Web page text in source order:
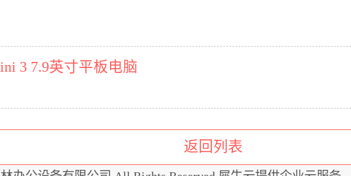
3 7.9英寸平板电脑
返回列表